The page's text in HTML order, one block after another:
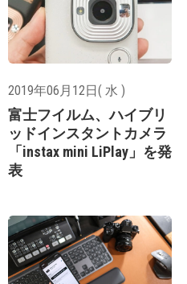
2019年06月12日( 水 )
富士フイルム、ハイブリ
ッドインスタントカメラ
「instax mini LiPlay」を発
表